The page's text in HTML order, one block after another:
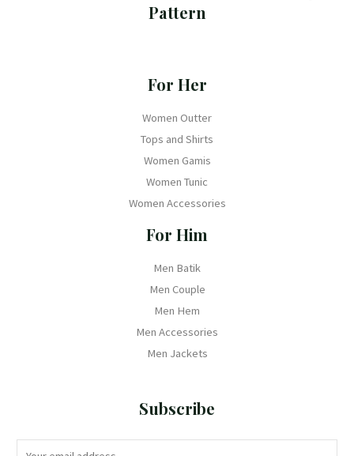
Pattern
For Her
Women Outter
Tops and Shirts
Women Gamis
Women Tunic
Women Accessories
For Him
Men Batik
Men Couple
Men Hem
Men Accessories
Men Jackets
Subscribe